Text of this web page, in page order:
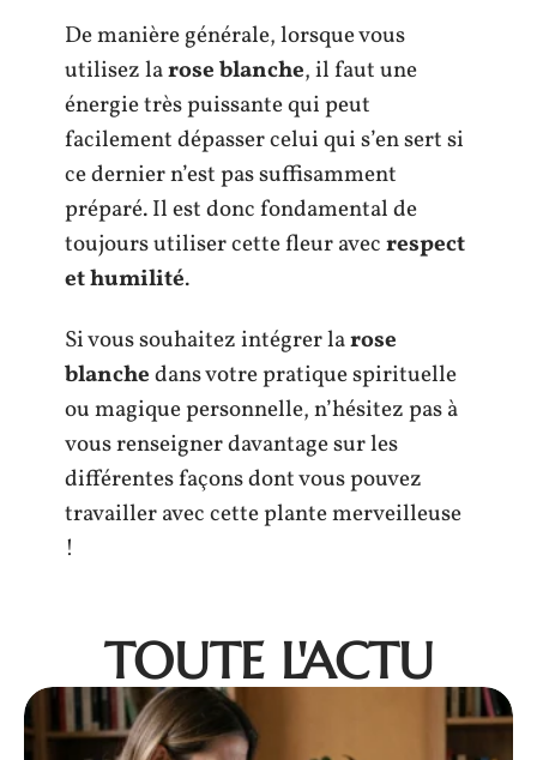
De manière générale, lorsque vous
utilisez larose blanche, il faut une
énergie très puissante qui peut
facilement dépasser celui qui s’en sert si
ce dernier n’est pas suffisamment
préparé. Il est donc fondamental de
toujours utiliser cette fleur avecrespect
et humilité.
Si vous souhaitez intégrer larose
blanchedans votre pratique spirituelle
ou magique personnelle, n’hésitez pas à
vous renseigner davantage sur les
différentes façons dont vous pouvez
travailler avec cette plante merveilleuse
!
TOUTE L'ACTU